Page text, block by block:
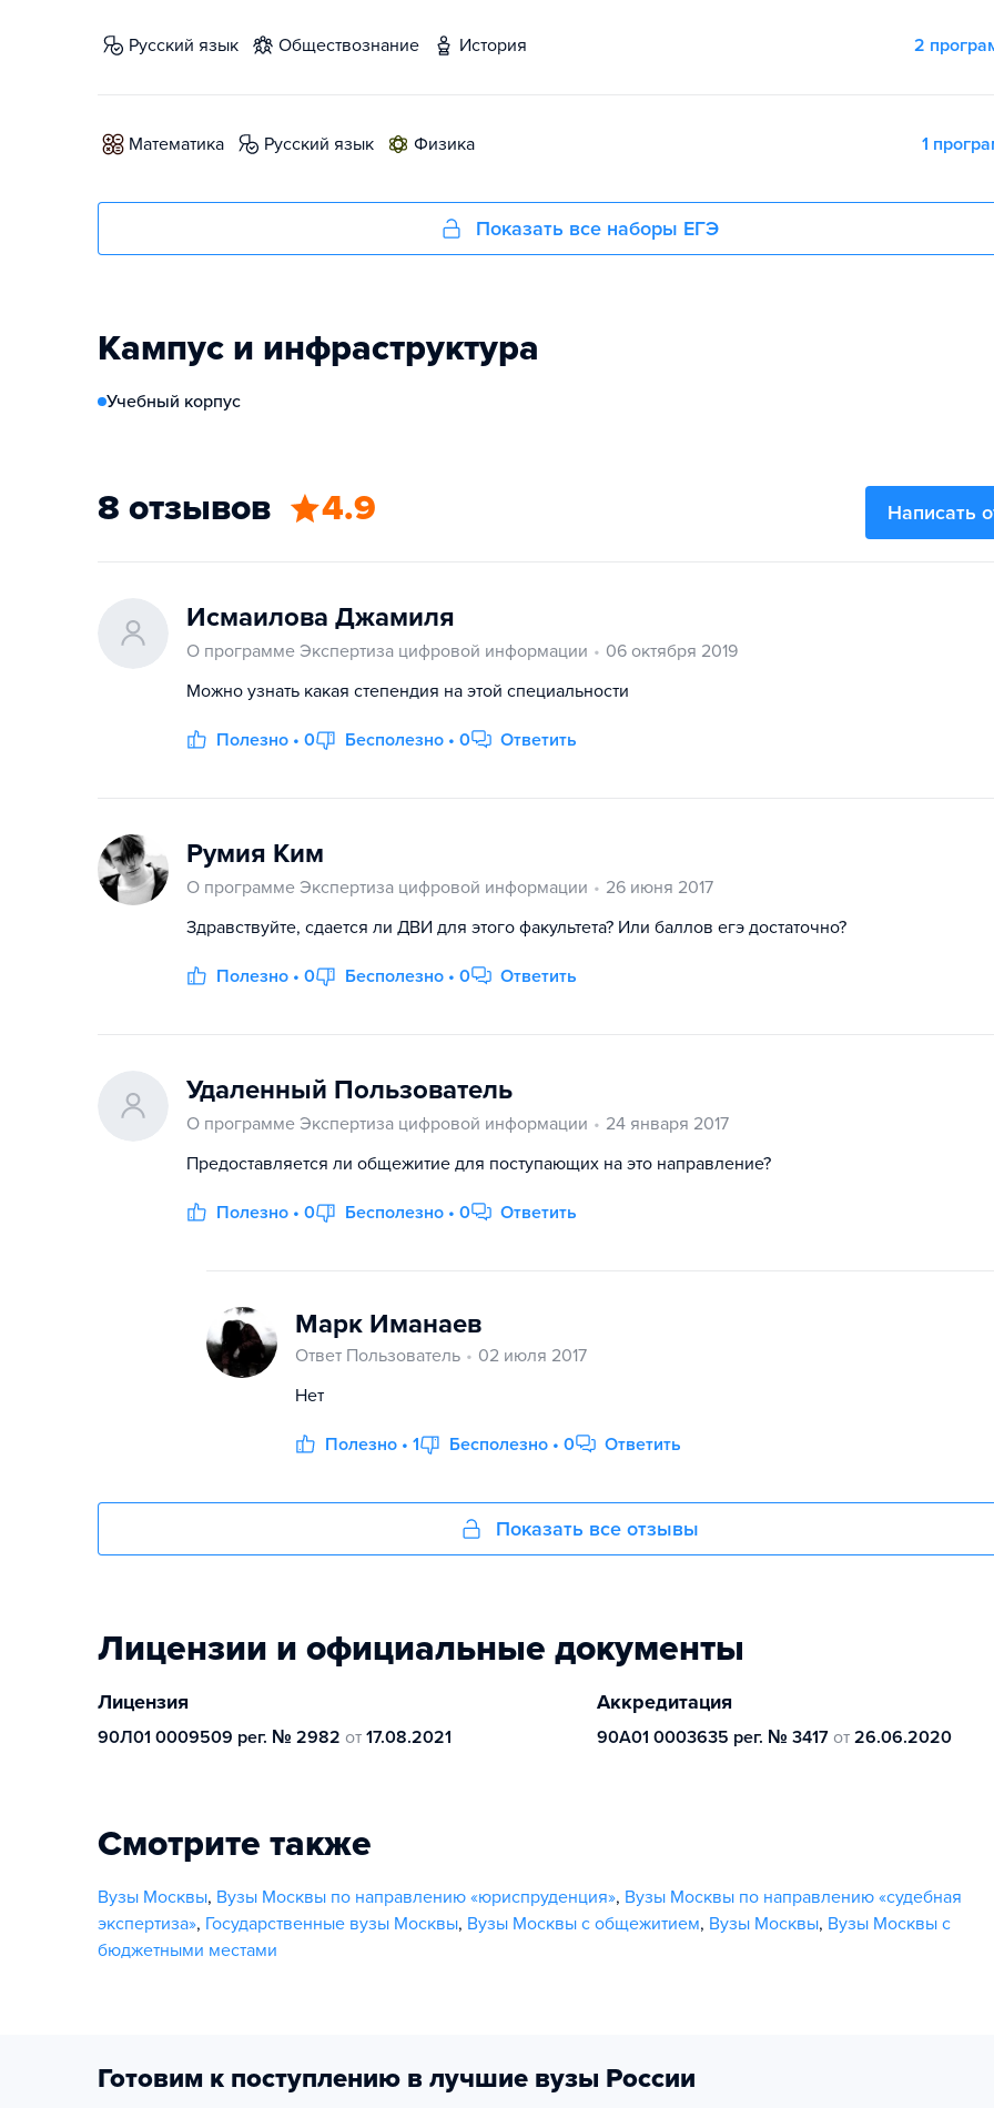
русский язык обществознание история 2
математика русский язык физика 1
Показать все наборы ЕГЭ
Кампус и инфраструктура
Учебный корпус
8 отзывов 4.9 Написать
Исмаилова Джамиля
О программе Экспертиза цифровой информации
06 октября 2019
Можно узнать какая степендия на этой специальности
Полезно • 0 Бесполезно • 0 Ответить
Румия Ким
О программе Экспертиза цифровой информации
26 июня 2017
Здравствуйте, сдается ли ДВИ для этого факультета? Или баллов егэ достаточно?
Полезно • 0 Бесполезно • 0 Ответить
Удаленный Пользователь
О программе Экспертиза цифровой информации
24 января 2017
Предоставляется ли общежитие для поступающих на это направление?
Полезно • 0 Бесполезно • 0 Ответить
Марк Иманаев
Ответ Пользователь
02 июля 2017
Нет
Полезно • 1 Бесполезно • 0 Ответить
Показать все отзывы
Лицензии и официальные документы
Лицензия
90Л01 0009509 рег. № 2982 от 17.08.2021
Аккредитация
90А01 0003635 рег. № 3417 от 26.06.2020
Смотрите также
Вузы Москвы, Вузы Москвы по направлению «юриспруденция», Вузы Москвы по направлению «судебная
экспертиза», Государственные вузы Москвы, Вузы Москвы с общежитием, Вузы Москвы, Вузы Москвы с
бюджетными местами
Готовим к поступлению в лучшие вузы России